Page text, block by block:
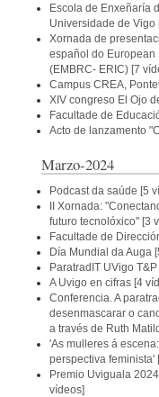
Escola de Enxeñaría
Universidade de Vigo
Xornada de
español do European
(EMBRC- ERIC) [7
Campus CREA,
XIV congreso El Ojo
Facultade de
Acto de lanzamento
Marzo-2024
Podcast da saúde [5
II Xornada:
futuro tecnolóxico" [3
Facultade de
Día Mundial da Auga
ParatradIT UVigo
A Uvigo en cifras [4
Conferencia. A
desenmascarar o
a través de Ruth
'As mulleres á
perspectiva feminista'
Premio Uviguala
vídeos]